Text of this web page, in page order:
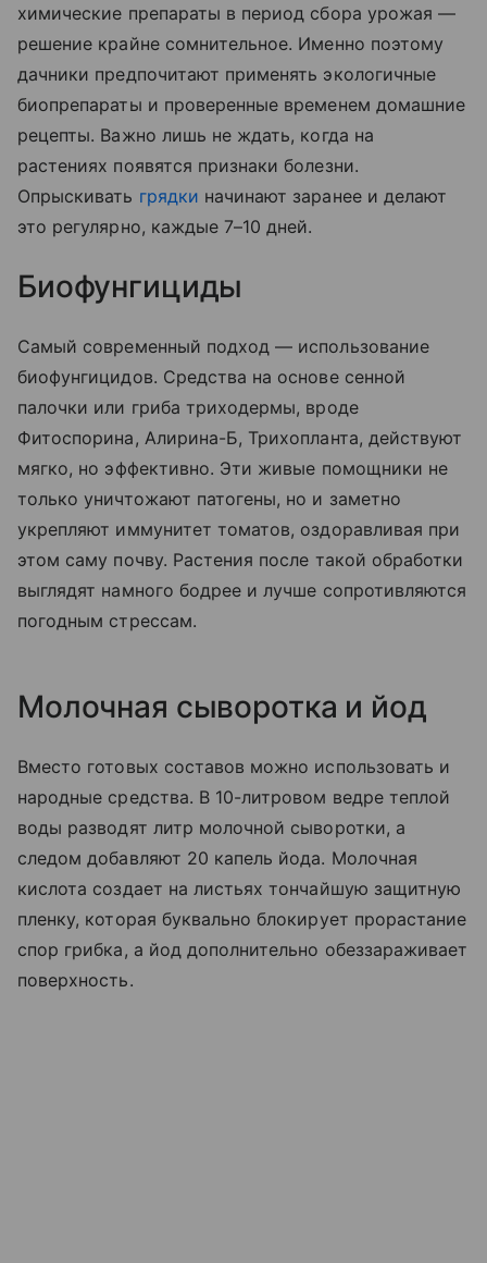
химические препараты в период сбора урожая —
решение крайне сомнительное. Именно поэтому
дачники предпочитают применять экологичные
биопрепараты и проверенные временем домашние
рецепты. Важно лишь не ждать, когда на
растениях появятся признаки болезни.
Опрыскивать грядки начинают заранее и делают
это регулярно, каждые 7–10 дней.
Биофунгициды
Самый современный подход — использование
биофунгицидов. Средства на основе сенной
палочки или гриба триходермы, вроде
Фитоспорина, Алирина-Б, Трихопланта, действуют
мягко, но эффективно. Эти живые помощники не
только уничтожают патогены, но и заметно
укрепляют иммунитет томатов, оздоравливая при
этом саму почву. Растения после такой обработки
выглядят намного бодрее и лучше сопротивляются
погодным стрессам.
Молочная сыворотка и йод
Вместо готовых составов можно использовать и
народные средства. В 10-литровом ведре теплой
воды разводят литр молочной сыворотки, а
следом добавляют 20 капель йода. Молочная
кислота создает на листьях тончайшую защитную
пленку, которая буквально блокирует прорастание
спор грибка, а йод дополнительно обеззараживает
поверхность.